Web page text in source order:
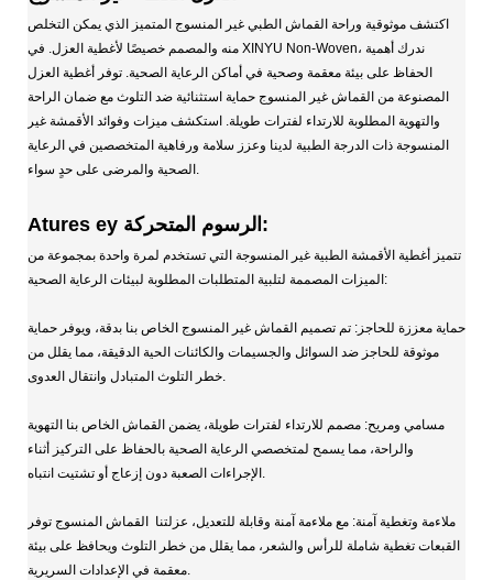
اكتشف موثوقية وراحة القماش الطبي غير المنسوج المتميز الذي يمكن التخلص
منه والمصمم خصيصًا لأغطية العزل. في XINYU Non-Woven، ندرك أهمية
الحفاظ على بيئة معقمة وصحية في أماكن الرعاية الصحية. توفر أغطية العزل
المصنوعة من القماش غير المنسوج حماية استثنائية ضد التلوث مع ضمان الراحة
والتهوية المطلوبة للارتداء لفترات طويلة. استكشف ميزات وفوائد الأقمشة غير
المنسوجة ذات الدرجة الطبية لدينا وعزز سلامة ورفاهية المتخصصين في الرعاية
الصحية والمرضى على حدٍ سواء.
Atures ey الرسوم المتحركة:
تتميز أغطية الأقمشة الطبية غير المنسوجة التي تستخدم لمرة واحدة بمجموعة من
الميزات المصممة لتلبية المتطلبات المطلوبة لبيئات الرعاية الصحية:
حماية معززة للحاجز: تم تصميم القماش غير المنسوج الخاص بنا بدقة، ويوفر حماية
موثوقة للحاجز ضد السوائل والجسيمات والكائنات الحية الدقيقة، مما يقلل من
خطر التلوث المتبادل وانتقال العدوى.
مسامي ومريح: مصمم للارتداء لفترات طويلة، يضمن القماش الخاص بنا التهوية
والراحة، مما يسمح لمتخصصي الرعاية الصحية بالحفاظ على التركيز أثناء
الإجراءات الصعبة دون إزعاج أو تشتيت انتباه.
ملاءمة وتغطية آمنة: مع ملاءمة آمنة وقابلة للتعديل، عزلتنا القماش المنسوج توفر
القبعات تغطية شاملة للرأس والشعر، مما يقلل من خطر التلوث ويحافظ على بيئة
معقمة في الإعدادات السريرية.